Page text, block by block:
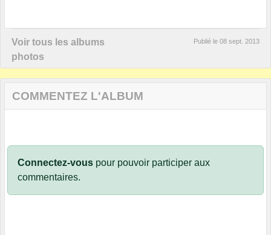
Voir tous les albums
photos
Publié le 08 sept. 2013
COMMENTEZ L'ALBUM
Connectez-vous pour pouvoir participer aux
commentaires.